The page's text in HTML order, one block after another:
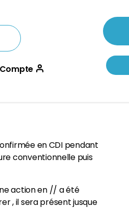
en CDI pendant
conventionnelle puis
action en // a été
, il sera présent jusque